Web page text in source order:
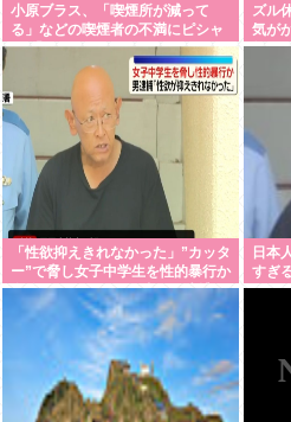
小原ブラス、「喫煙所が減って
る」などの喫煙者の不満にピシャ
リ 「じゃあやめれば？タバコなん
て家でだけ吸ってればいい」
ズル
気が
教と
「性欲抑えきれなかった」”カッタ
ー”で脅し女子中学生を性的暴行か
自称アルバイトの56歳男を逮捕
日本
すぎ
田・